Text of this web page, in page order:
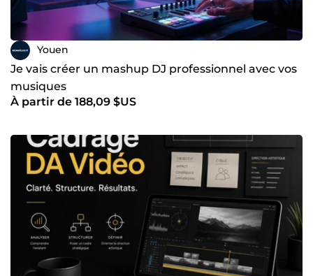
Youen
Je vais créer un mashup DJ professionnel avec vos
musiques
À partir de 188,09 $US